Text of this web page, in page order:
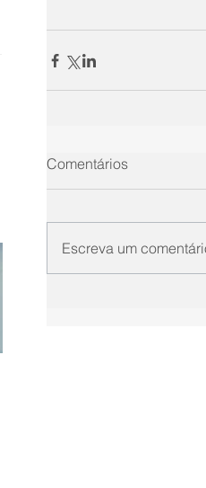
Comentários
Escreva um